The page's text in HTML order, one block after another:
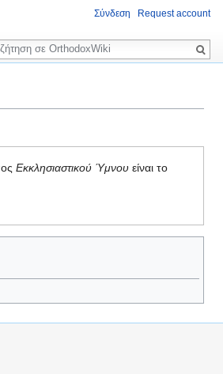
Εκκλησιαστικού Ύμνου είναι το
Σύνδεση Request account